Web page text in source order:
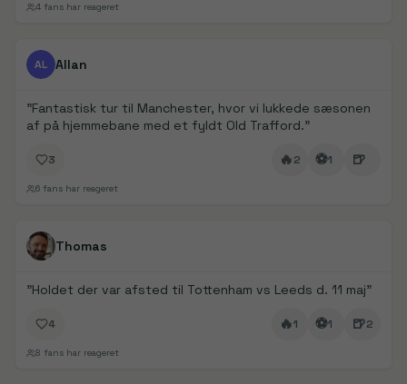
4 fans har reageret
FanDays bidrag
AL Allan
"Fantastisk tur til Manchester, hvor vi lukkede sæsonen
af på hjemmebane med et fyldt Old Trafford."
3 🔥2 ⚽1 🍺
6 fans har reageret
FanDays bidrag
Thomas
"Holdet der var afsted til Tottenham vs Leeds d. 11 maj"
4 🔥1 ⚽1 🍺2
8 fans har reageret